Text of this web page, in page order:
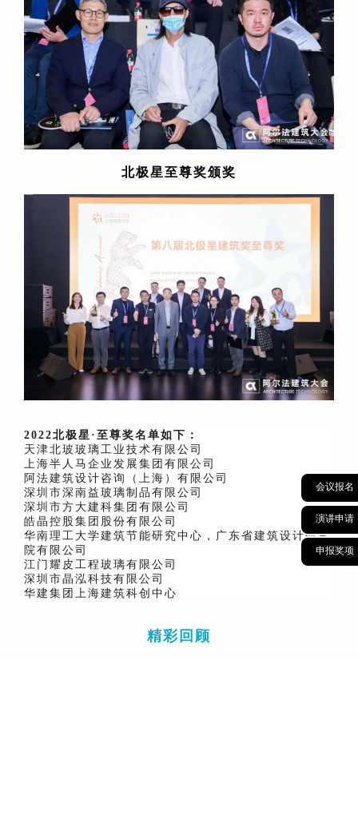
会议报名
演讲申请
申报奖项
北极星至尊奖颁奖
2022北极星·至尊奖名单如下：
天津北玻玻璃工业技术有限公司
上海半人马企业发展集团有限公司
阿法建筑设计咨询（上海）有限公司
深圳市深南益玻璃制品有限公司
深圳市方大建科集团有限公司
皓晶控股集团股份有限公司
华南理工大学建筑节能研究中心，广东省建筑设计研究
院有限公司
江门耀皮工程玻璃有限公司
深圳市晶泓科技有限公司
华建集团上海建筑科创中心
精彩回顾